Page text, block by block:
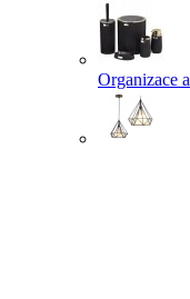
Organizace